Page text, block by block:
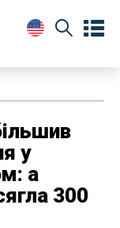
у
а
300